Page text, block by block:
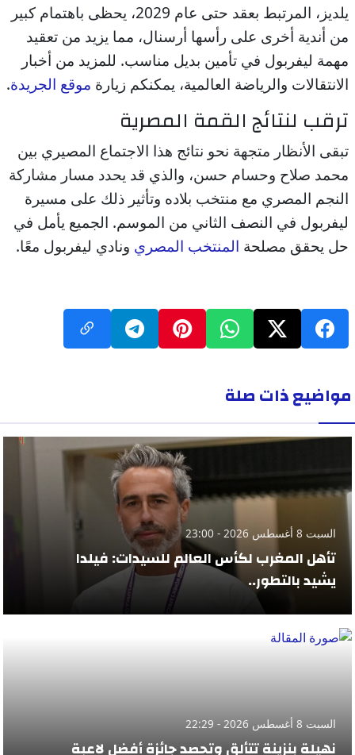
يلديز، المرتبط بعقد حتى عام 2029، يحظى باهتمام كبير
من أندية أخرى على رأسها أرسنال، مما يزيد من تعقيد
مهمة ليفربول في تأمين بديل مناسب. للمزيد من أخبار
الانتقالات والرياضة العالمية، يمكنكم زيارة موقع الجريدة.
ترقب لنتائج القمة المصرية
تبقى الأنظار متجهة نحو نتائج هذا الاجتماع المصيري بين
محمد صلاح وحسام حسن، والذي قد يحدد مسار مشاركة
النجم المصري مع منتخب بلاده وتأثير ذلك على مسيرة
ليفربول في النصف الثاني من الموسم. الجميع يأمل في
حل يحقق مصلحة المنتخب المصري ونادي ليفربول معًا.
مواضيع ذات صلة
السبت 8 أغسطس 2026 - 23:00
تأهل المغرب لكأس العالم للسيدات: فيلدا
يشيد بالتطور..
السبت 8 أغسطس 2026 - 22:29
نهيلة بنزينة تتألق وتحصد جائزة أفضل لاعبة